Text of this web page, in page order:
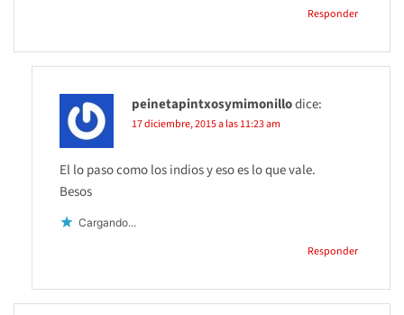
Responder
peinetapintxosymimonillodice:
17 diciembre, 2015 a las 11:23 am
El lo paso como los indios y eso es lo que vale.
Besos
Cargando...
Responder